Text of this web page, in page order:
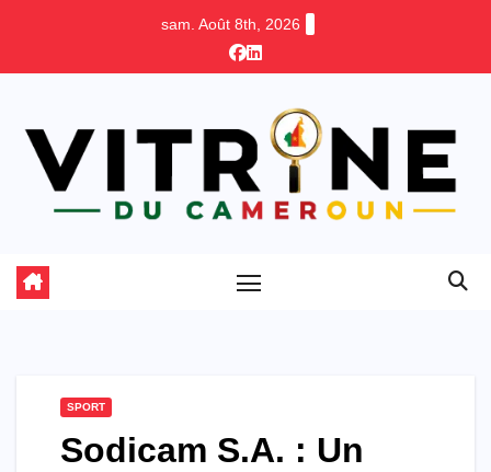
sam. Août 8th, 2026
SPORT
Sodicam S.A. : Un